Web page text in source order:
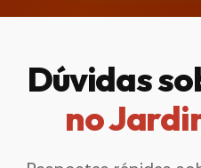
Dúvidas
no